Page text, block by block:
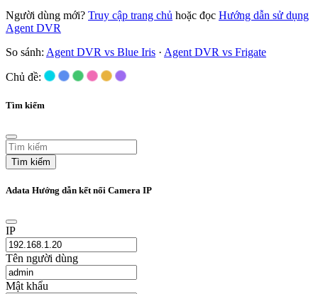
Người dùng mới? Truy cập trang chủ hoặc đọc Hướng dẫn sử dụng
Agent DVR
So sánh: Agent DVR vs Blue Iris · Agent DVR vs Frigate
Chủ đề:
Tìm kiếm
Tìm kiếm
Adata Hướng dẫn kết nối Camera IP
IP
Tên người dùng
Mật khẩu